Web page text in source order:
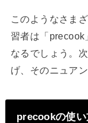
このようなさま
習者は「precook
なるでしょう。
げ、そのニュア
precookの使